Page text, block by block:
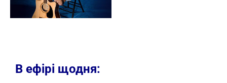
В ефірі щодня: